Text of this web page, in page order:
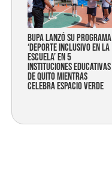
Bupa lanzó su programa
‘Deporte Inclusivo en la
Escuela’ en 5
instituciones educativas
de Quito mientras
celebra espacio verde